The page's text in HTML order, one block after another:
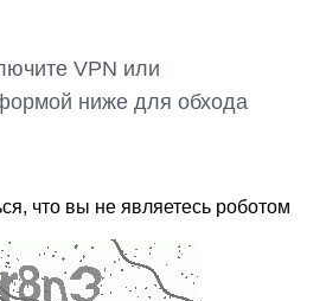
VPN или
ниже для обхода
что вы не являетесь роботом